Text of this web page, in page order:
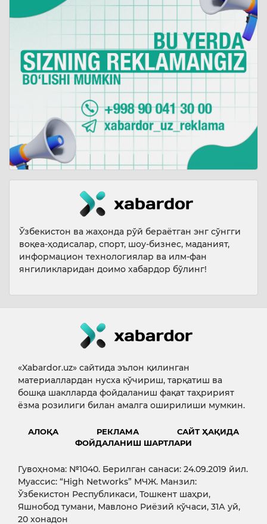
Ўзбекистон ва жаҳонда рўй бераётган энг сўнгги
воқеа-ҳодисалар, спорт, шоу-бизнес, маданият,
информацион технологиялар ва илм-фан
янгиликларидан доимо хабардор бўлинг!
«Xabardor.uz» сайтида эълон қилинган
материаллардан нусха кўчириш, тарқатиш ва
бошқа шаклларда фойдаланиш фақат таҳририят
ёзма розилиги билан амалга оширилиши мумкин.
АЛОҚА РЕКЛАМА
САЙТ ҲАҚИДА
ФОЙДАЛАНИШ ШАРТЛАРИ
Гувоҳнома: №1040. Берилган санаси: 24.09.2019 йил.
Муассис: “High Networks” МЧЖ. Манзил:
Ўзбекистон Республикаси, Тошкент шаҳри,
Яшнобод тумани, Мавлоно Риёзий кўчаси, 31А уй,
20 хонадон